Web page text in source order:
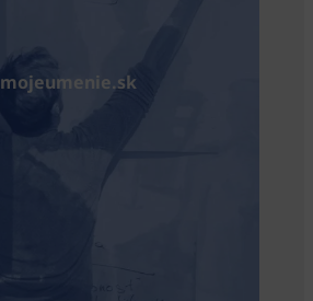
mojeumenie.sk